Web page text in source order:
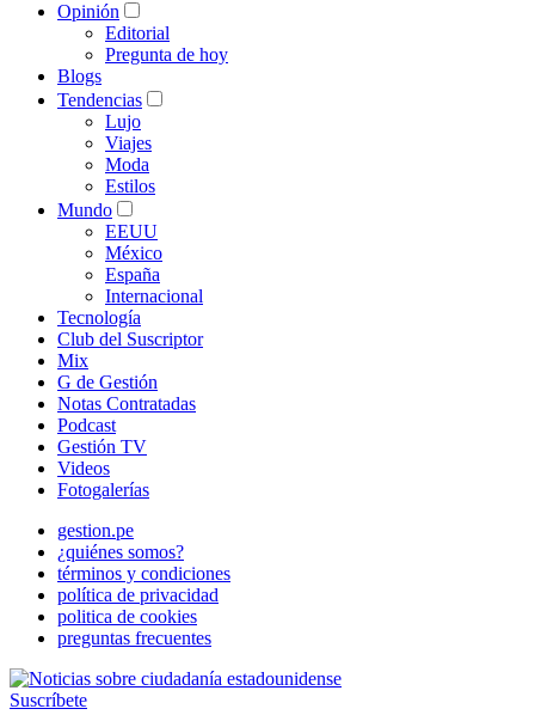
Opinión
Editorial
Pregunta de hoy
Blogs
Tendencias
Lujo
Viajes
Moda
Estilos
Mundo
EEUU
México
España
Internacional
Tecnología
Club del Suscriptor
Mix
G de Gestión
Notas Contratadas
Podcast
Gestión TV
Videos
Fotogalerías
gestion.pe
¿quiénes somos?
términos y condiciones
política de privacidad
politica de cookies
preguntas frecuentes
Suscríbete